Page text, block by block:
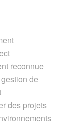
reconnue
de
des projets